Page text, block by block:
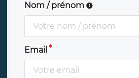
Nom / prénom
Email